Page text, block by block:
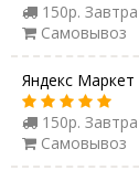
150р. Завтра
Самовывоз
Яндекс Маркет
150р. Завтра
Самовывоз